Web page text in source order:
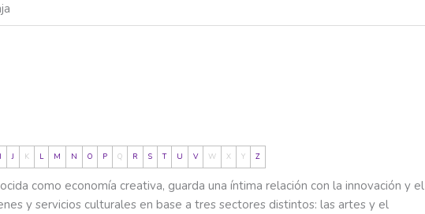
J K L M N O P Q R S T U V W X Y Z
como economía creativa, guarda una íntima relación con la innovación y el
y servicios culturales en base a tres sectores distintos: las artes y el